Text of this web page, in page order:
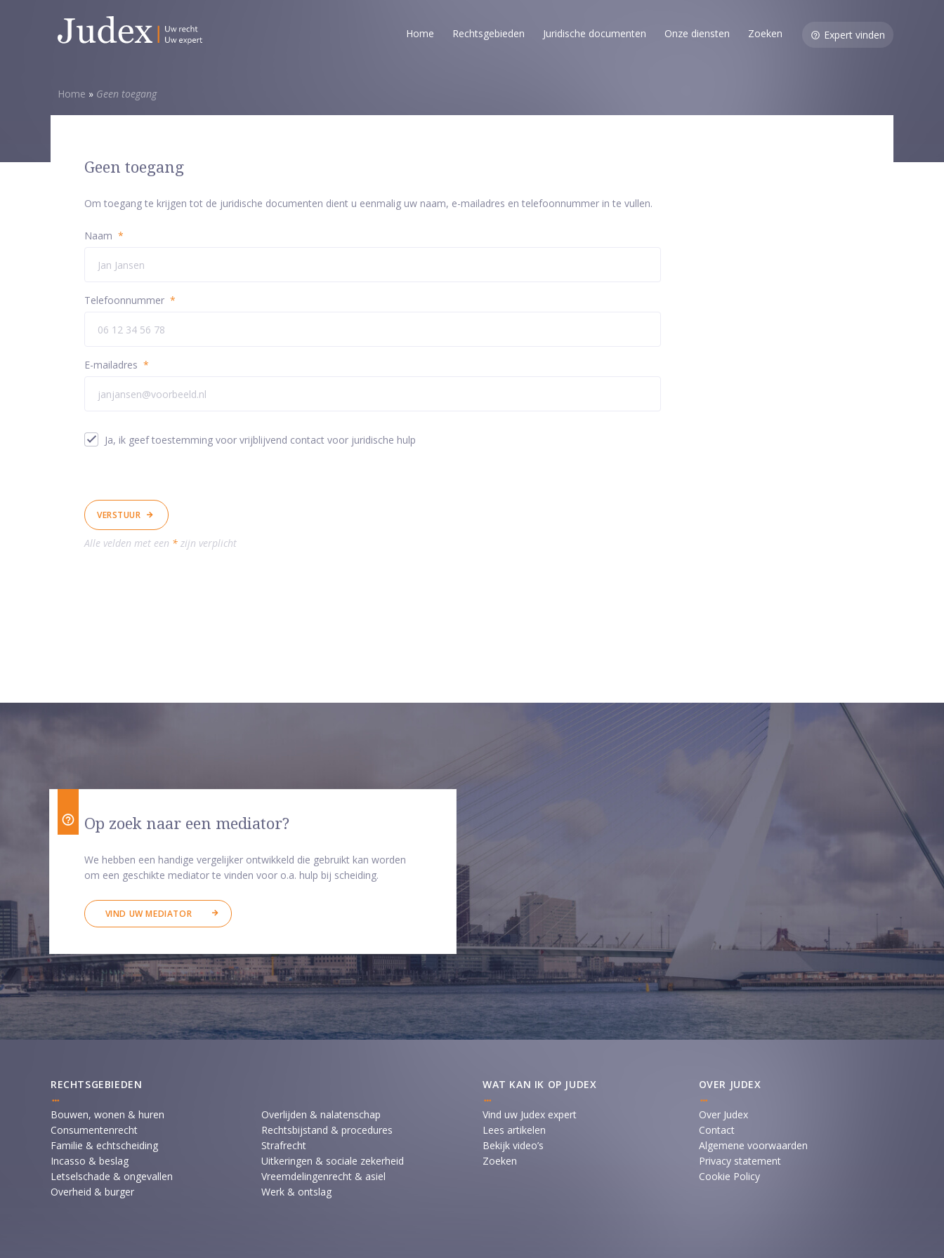
Home Rechtsgebieden Juridische documenten Onze diensten Zoeken Expert vinden
Home » Geen toegang
Geen toegang
Om toegang te krijgen tot de juridische documenten dient u eenmalig uw naam, e-mailadres en telefoonnummer in te vullen.
Naam *
Telefoonnummer *
E-mailadres *
Ja, ik geef toestemming voor vrijblijvend contact voor juridische hulp
VERSTUUR
Alle velden met een * zijn verplicht
Op zoek naar een mediator?
We hebben een handige vergelijker ontwikkeld die gebruikt kan worden
om een geschikte mediator te vinden voor o.a. hulp bij scheiding.
VIND UW MEDIATOR
RECHTSGEBIEDEN
Bouwen, wonen & huren
Consumentenrecht
Familie & echtscheiding
Incasso & beslag
Letselschade & ongevallen
Overheid & burger
Overlijden & nalatenschap
Rechtsbijstand & procedures
Strafrecht
Uitkeringen & sociale zekerheid
Vreemdelingenrecht & asiel
Werk & ontslag
WAT KAN IK OP JUDEX
Vind uw Judex expert
Lees artikelen
Bekijk video’s
Zoeken
OVER JUDEX
Over Judex
Contact
Algemene voorwaarden
Privacy statement
Cookie Policy